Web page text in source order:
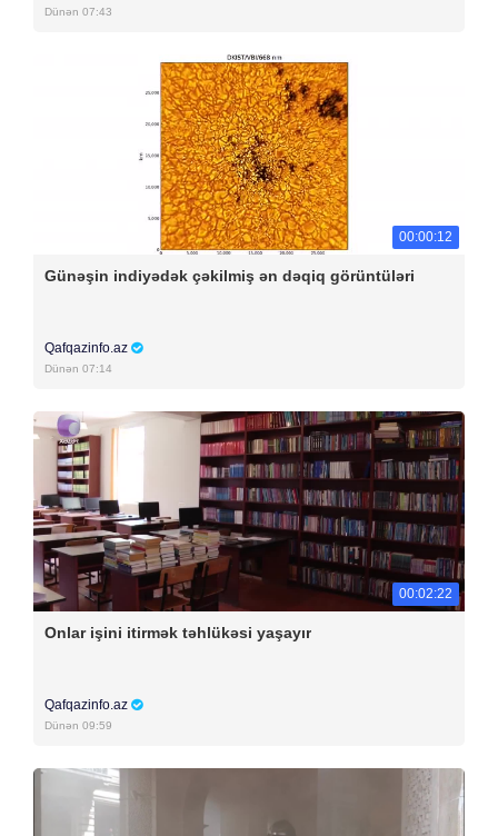
Dünən 07:43
00:00:12
Günəşin indiyədək çəkilmiş ən dəqiq görüntüləri
Qafqazinfo.az
Dünən 07:14
00:02:22
Onlar işini itirmək təhlükəsi yaşayır
Qafqazinfo.az
Dünən 09:59